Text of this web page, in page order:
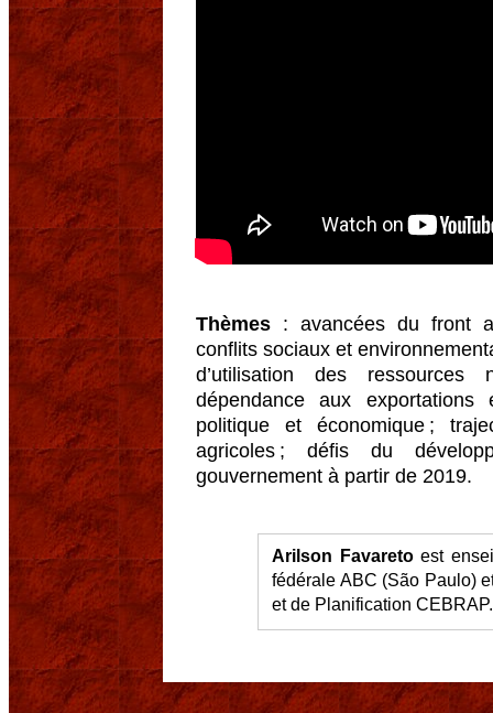
Thèmes : avancées du front
conflits sociaux et
d’utilisation des
dépendance aux
politique et économique ;
agricoles ; défis du
gouvernement à partir de 2019.
Arilson Favaretoest
fédérale ABC (São Paulo)
et de Planification CEBRAP.